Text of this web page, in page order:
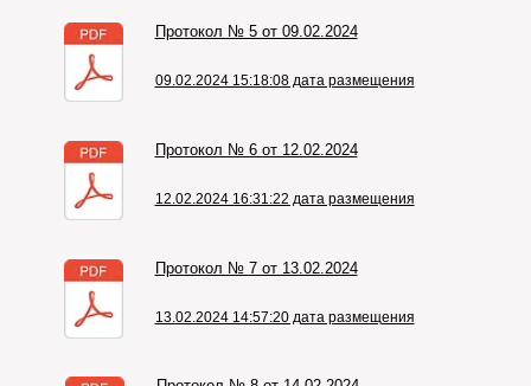
Протокол № 5 от 09.02.2024
09.02.2024 15:18:08 дата размещения
Протокол № 6 от 12.02.2024
12.02.2024 16:31:22 дата размещения
Протокол № 7 от 13.02.2024
13.02.2024 14:57:20 дата размещения